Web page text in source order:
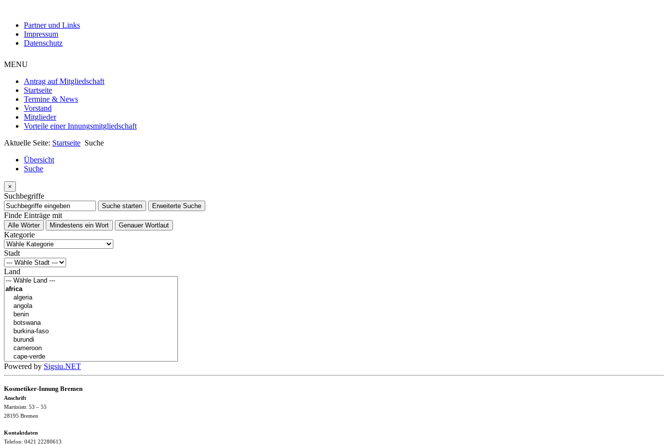
Partner und Links
Impressum
Datenschutz
MENU
Antrag auf Mitgliedschaft
Startseite
Termine & News
Vorstand
Mitglieder
Vorteile einer Innungsmitgliedschaft
Aktuelle Seite: Startseite Suche
Übersicht
Suche
×
Suchbegriffe
Suche starten Erweiterte Suche
Finde Einträge mit
Alle Wörter Mindestens ein Wort Genauer Wortlaut
Kategorie
Stadt
Land
Powered by Sigsiu.NET
Kosmetiker-Innung Bremen
Anschrift
Martinistr. 53 – 55
28195 Bremen
Kontaktdaten
Telefon: 0421 22280613